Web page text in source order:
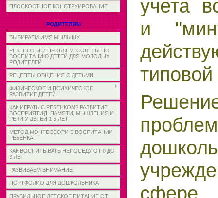
ПЛОСКОСТНОЕ КОНСТРУИРОВАНИЕ
РОДИТЕЛЯМ
ВЫБИРАЕМ ИМЯ МЫЛЫШУ
РЕБЕНОК БЕЗ ПРОБЛЕМ. СОВЕТЫ ПО
ВОСПИТАНИЮ ДЕТЕЙ ДЛЯ МОЛОДЫХ
РОДИТЕЛЕЙ
РЕЦЕПТЫ ОБЩЕНИЯ С ДЕТЬМИ
ФИЗИЧЕСКОЕ И ПСИХИЧЕСКОЕ
РАЗВИТИЕ ДЕТЕЙ
КАК ИГРАТЬ С РЕБЕНКОМ? РАЗВИТИЕ
ВОСПРИЯТИЯ, ПАМЯТИ, МЫШЛЕНИЯ И
РЕЧИ У ДЕТЕЙ 1-5 ЛЕТ
МЕТОД МОНТЕССОРИ В ВОСПИТАНИИ
РЕБЕНКА
КАК ВОСПИТЫВАТЬ НЕПОСЕДУ ОТ 0 ДО
3 ЛЕТ
РАЗВИВАЕМ ВНИМАНИЕ
ПОРТФОЛИО ДЛЯ ДОШКОЛЬНИКА
ПРАВИЛЬНОЕ ДЕТСКОЕ ПИТАНИЕ ОТ
учета
и
проблем
сфере